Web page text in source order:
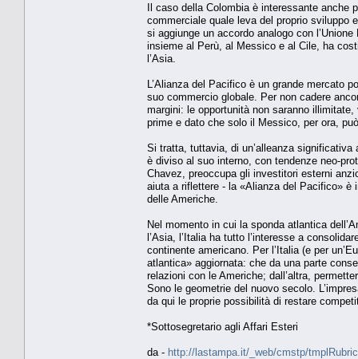
Il caso della Colombia è interessante anche
commerciale quale leva del proprio sviluppo
si aggiunge un accordo analogo con
insieme al Perù, al Messico e al Cile, ha
l’Asia.
L’Alianza del Pacifico è un grande mercato
suo commercio globale. Per non cadere
margini: le opportunità non saranno
prime e dato che solo il Messico, per ora,
Si tratta, tuttavia, di un’alleanza
è diviso al suo interno, con tendenze neo-
Chavez, preoccupa gli investitori esterni
aiuta a riflettere - la «Alianza del Pacifico» è
delle Americhe.
Nel momento in cui la sponda atlantica
l’Asia, l’Italia ha tutto l’interesse a
continente americano. Per l’Italia (e per
atlantica» aggiornata: che da una parte
relazioni con le Americhe; dall’altra,
Sono le geometrie del nuovo secolo.
da qui le proprie possibilità di restare
*Sottosegretario agli Affari Esteri
da - http://lastampa.it/_web/cmstp/